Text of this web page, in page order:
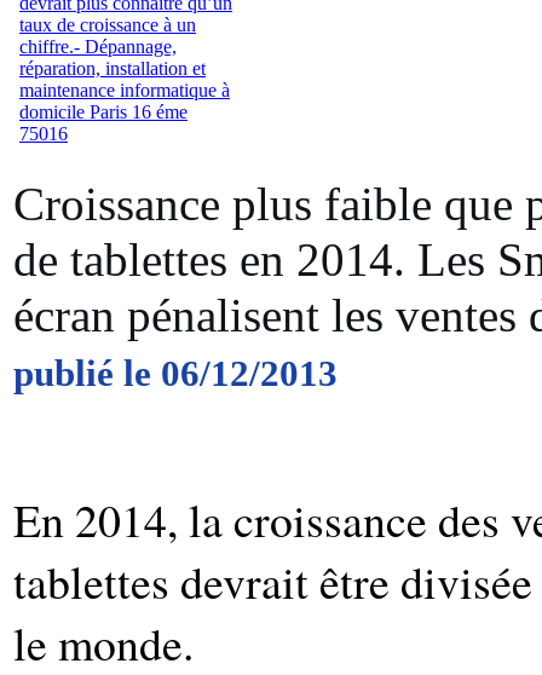
Croissance plus faible que
de tablettes en 2014. Les
écran pénalisent les ventes
publié le 06/12/2013
En 2014, la croissance des
tablettes devrait être
le monde.